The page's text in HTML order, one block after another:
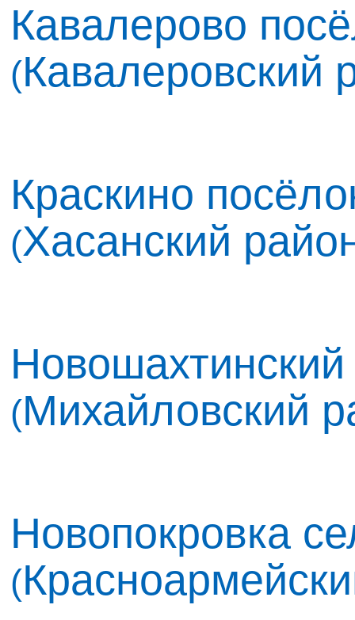
Кавалерово
(Кавалеровский
Краскино
(Хасанский
Новошахтинский
(Михайловский
Новопокровка
(